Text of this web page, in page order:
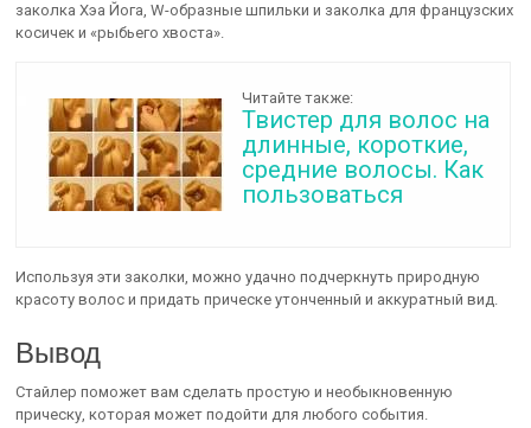
заколка Хэа Йога, W-образные шпильки и заколка для французских
косичек и «рыбьего хвоста».
Читайте также:
Твистер для волос на
длинные, короткие,
средние волосы. Как
пользоваться
Используя эти заколки, можно удачно подчеркнуть природную
красоту волос и придать прическе утонченный и аккуратный вид.
Вывод
Стайлер поможет вам сделать простую и необыкновенную
прическу, которая может подойти для любого события.